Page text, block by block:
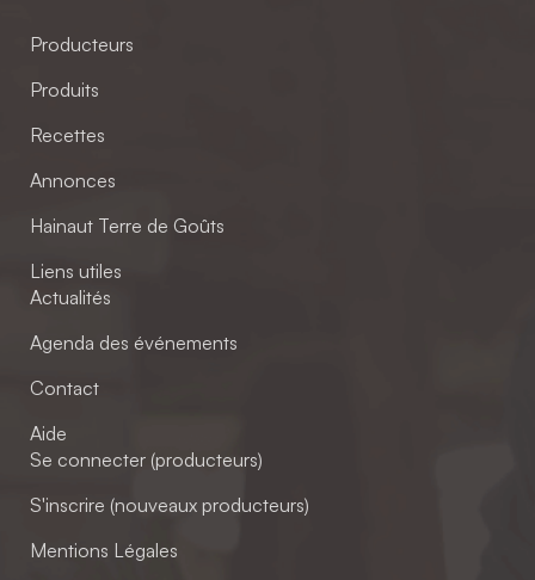
Producteurs
Produits
Recettes
Annonces
Hainaut Terre de Goûts
Liens utiles
Actualités
Agenda des événements
Contact
Aide
Se connecter (producteurs)
S'inscrire (nouveaux producteurs)
Mentions Légales